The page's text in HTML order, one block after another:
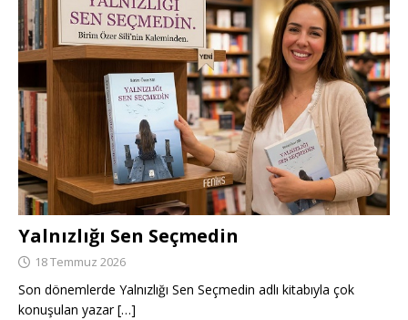
Yalnızlığı Sen Seçmedin
18 Temmuz 2026
Son dönemlerde Yalnızlığı Sen Seçmedin adlı kitabıyla çok
konuşulan yazar[…]